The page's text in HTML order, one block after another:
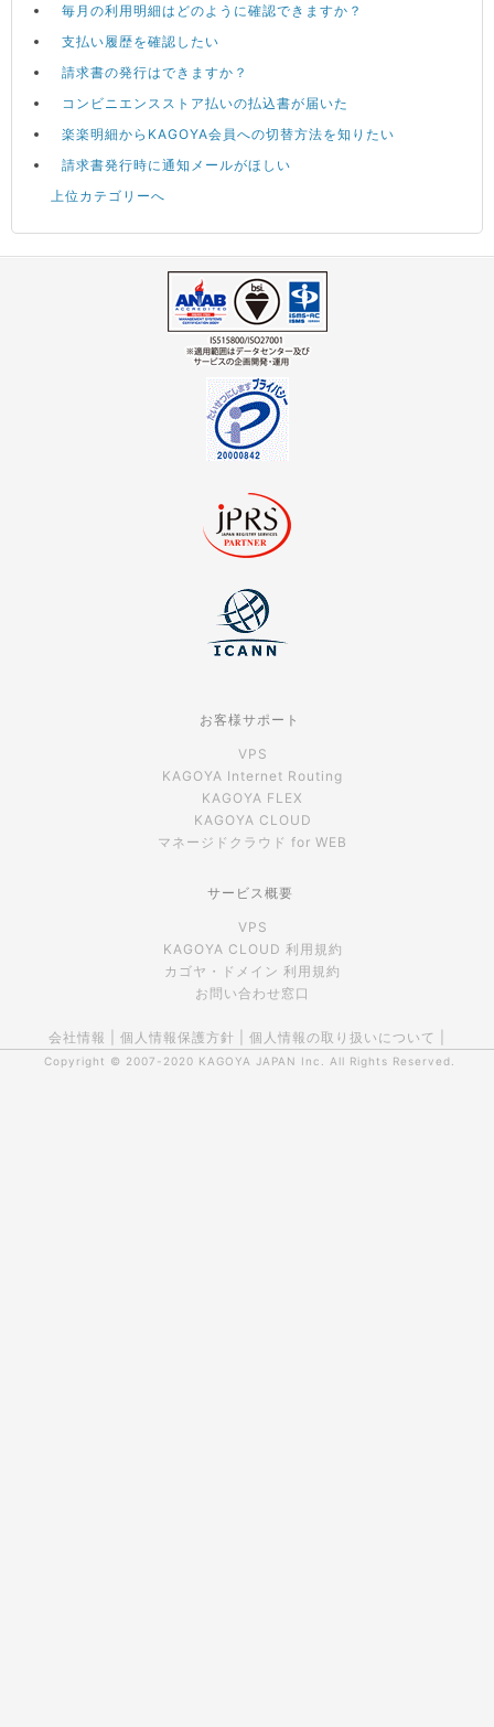
毎月の利用明細はどのように確認できますか？
支払い履歴を確認したい
請求書の発行はできますか？
コンビニエンスストア払いの払込書が届いた
楽楽明細からKAGOYA会員への切替方法を知りたい
請求書発行時に通知メールがほしい
上位カテゴリーへ
お客様サポート
VPS
KAGOYA Internet Routing
KAGOYA FLEX
KAGOYA CLOUD
マネージドクラウド for WEB
サービス概要
VPS
KAGOYA CLOUD 利用規約
カゴヤ・ドメイン 利用規約
お問い合わせ窓口
会社情報 個人情報保護方針 個人情報の取り扱いについて
Copyright © 2007-2020 KAGOYA JAPAN Inc. All Rights Reserved.